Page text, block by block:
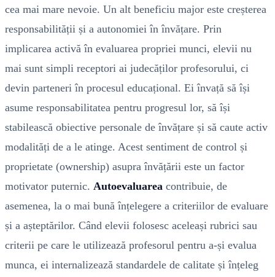
cea mai mare nevoie. Un alt beneficiu major este creșterea
responsabilității și a autonomiei în învățare. Prin
implicarea activă în evaluarea propriei munci, elevii nu
mai sunt simpli receptori ai judecăților profesorului, ci
devin parteneri în procesul educațional. Ei învață să își
asume responsabilitatea pentru progresul lor, să își
stabilească obiective personale de învățare și să caute activ
modalități de a le atinge. Acest sentiment de control și
proprietate (ownership) asupra învățării este un factor
motivator puternic. Autoevaluarea contribuie, de
asemenea, la o mai bună înțelegere a criteriilor de evaluare
și a așteptărilor. Când elevii folosesc aceleași rubrici sau
criterii pe care le utilizează profesorul pentru a-și evalua
munca, ei internalizează standardele de calitate și înțeleg